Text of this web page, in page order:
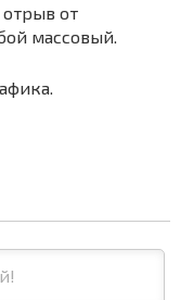
от
массовый.